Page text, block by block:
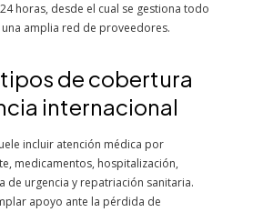
horas, desde el cual se gestiona todo
amplia red de proveedores.
de cobertura
internacional
incluir atención médica por
medicamentos, hospitalización,
de urgencia y repatriación sanitaria.
apoyo ante la pérdida de